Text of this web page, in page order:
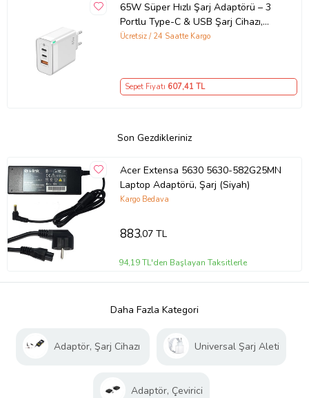
65W Süper Hızlı Şarj Adaptörü – 3
Portlu Type-C & USB Şarj Cihazı,
GaN Teknolojili 65W Hızlı Şarj Cihazı
Adaptörü – Type-C ve USB Çıkışlı,
Evrensel 65W Duvar Tipi Şarj
Ücretsiz / 24 Saatte Kargo
Sepet Fiyatı 607,41 TL
Son Gezdikleriniz
Acer Extensa 5630 5630-582G25MN
Laptop Adaptörü, Şarj (Siyah)
Kargo Bedava
883,07 TL
94,19 TL'den Başlayan Taksitlerle
Daha Fazla Kategori
Adaptör, Şarj Cihazı Universal Şarj Aleti
Adaptör, Çevirici